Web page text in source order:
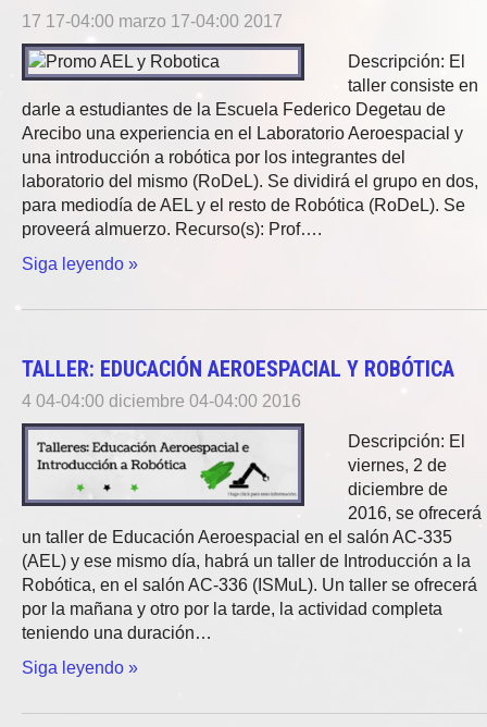
17 17-04:00 marzo 17-04:00 2017
Descripción: El
taller consiste en
darle a estudiantes de la Escuela Federico Degetau de
Arecibo una experiencia en el Laboratorio Aeroespacial y
una introducción a robótica por los integrantes del
laboratorio del mismo (RoDeL). Se dividirá el grupo en dos,
para mediodía de AEL y el resto de Robótica (RoDeL). Se
proveerá almuerzo. Recurso(s): Prof….
Siga leyendo »
TALLER: EDUCACIÓN AEROESPACIAL Y ROBÓTICA
4 04-04:00 diciembre 04-04:00 2016
Descripción: El
viernes, 2 de
diciembre de
2016, se ofrecerá
un taller de Educación Aeroespacial en el salón AC-335
(AEL) y ese mismo día, habrá un taller de Introducción a la
Robótica, en el salón AC-336 (ISMuL). Un taller se ofrecerá
por la mañana y otro por la tarde, la actividad completa
teniendo una duración…
Siga leyendo »